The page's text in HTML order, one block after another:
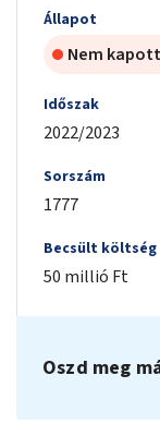
Állapot
Nem
Időszak
2022/2023
Sorszám
1777
Becsült költség
50 millió Ft
Oszd meg